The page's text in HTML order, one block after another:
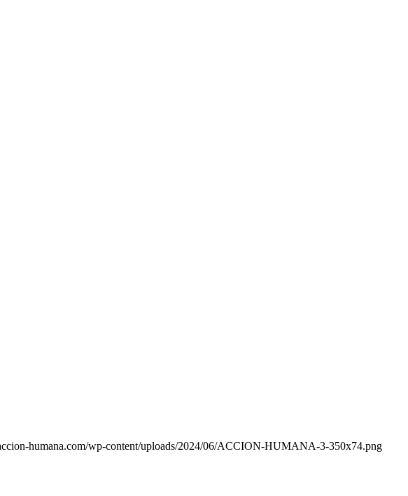
humana.com/wp-content/uploads/2024/06/ACCION-HUMANA-3-350x74.png